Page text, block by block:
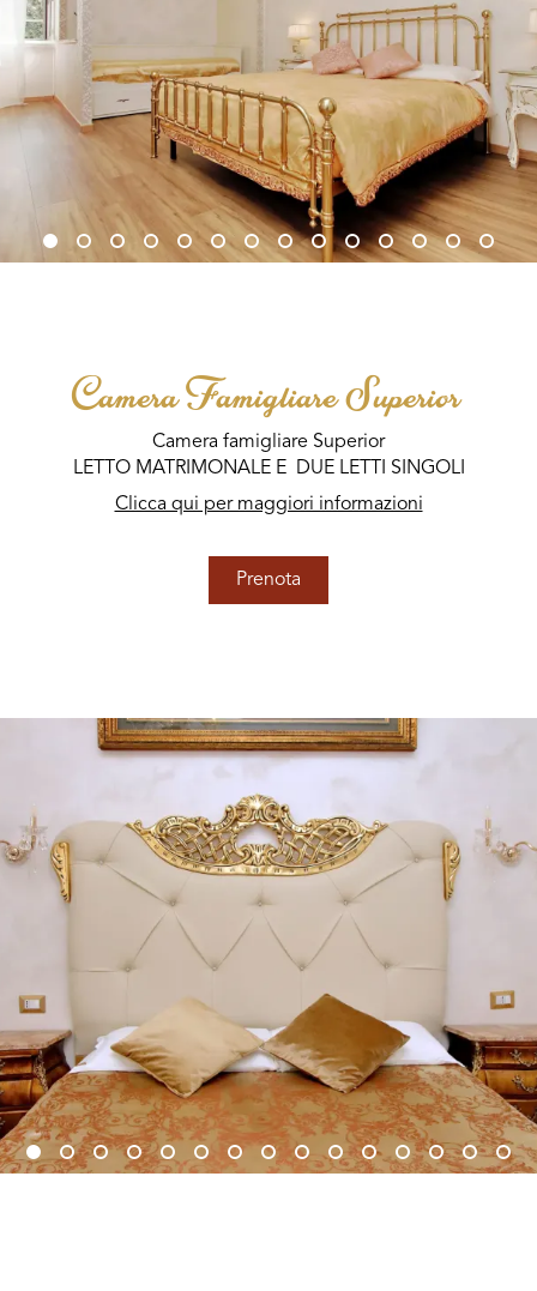
Camera Famigliare Superior
Camera famigliare Superior
LETTO MATRIMONALE E DUE LETTI SINGOLI
Clicca qui per maggiori informazioni
Prenota